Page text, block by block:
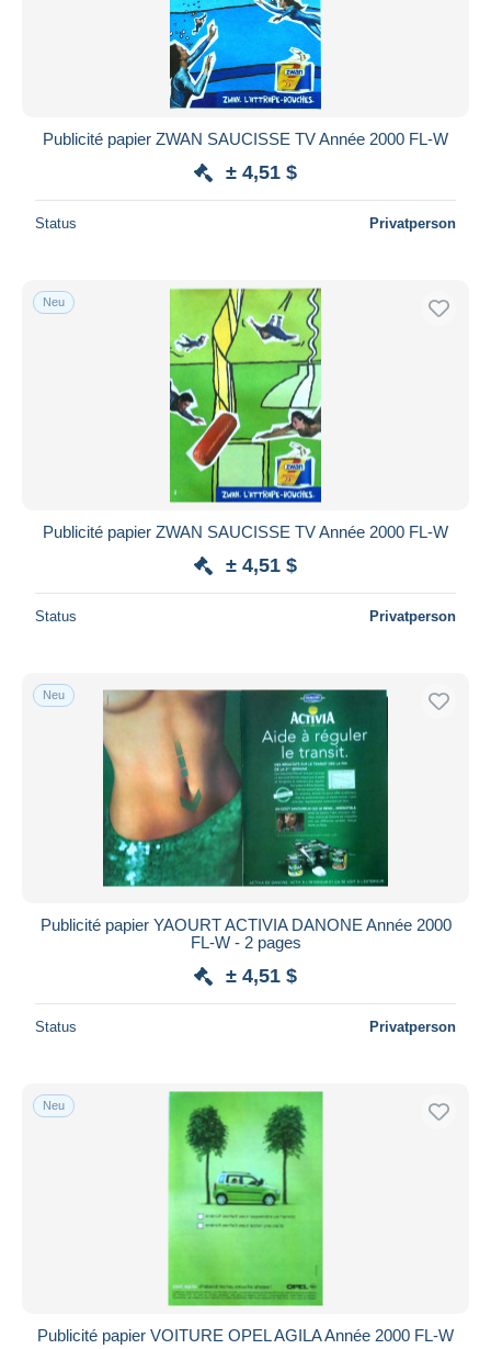
Publicité papier ZWAN SAUCISSE TV Année 2000 FL-W
± 4,51 $
Status Privatperson
Neu
Publicité papier ZWAN SAUCISSE TV Année 2000 FL-W
± 4,51 $
Status Privatperson
Neu
Publicité papier YAOURT ACTIVIA DANONE Année 2000
FL-W - 2 pages
± 4,51 $
Status Privatperson
Neu
Publicité papier VOITURE OPEL AGILA Année 2000 FL-W